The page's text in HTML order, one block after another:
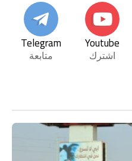
Youtube
اشترك
Telegram
متابعة